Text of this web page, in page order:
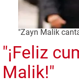
"Zayn Malik
"¡Feliz
Malik!"